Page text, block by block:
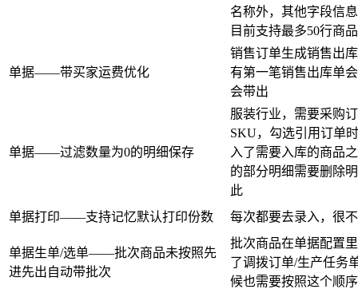
名称外，其他字段信
目前支持最多50行商
单据——带买家运费优化
销售订单生成销售出
有第一笔销售出库单
会带出
单据——过滤数量为0的明细保存
服装行业，需要采购
SKU，勾选引用订单
入了需要入库的商品
的部分明细需要删除
此
单据打印——支持记忆默认打印份数
每次都要去录入，很
单据生单/选单——批次商品未按照先
进先出自动带批次
批次商品在单据配置
了调拨订单/生产任务
候也需要按照这个顺